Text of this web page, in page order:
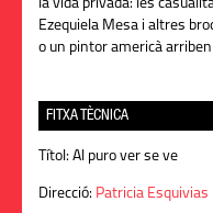
la vida privada: les
Ezequiela Mesa i altres
o un pintor americà
FITXA TÈCNICA
Títol: Al puro ver se ve
Direcció: Patricia Esquivias